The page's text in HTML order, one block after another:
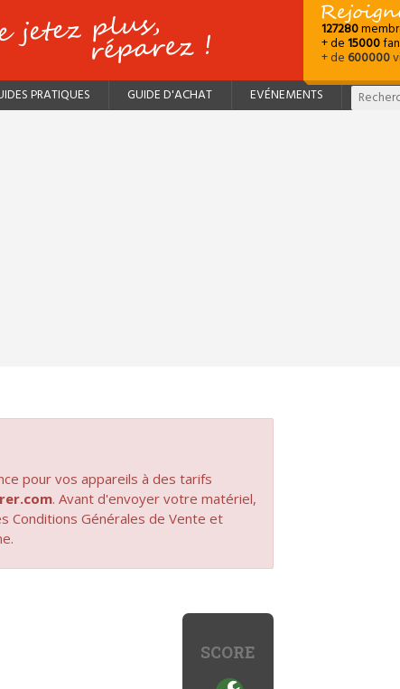
127280
+ de15000
+ de600000
PRATIQUES GUIDE D'ACHAT EVÉNEMENTS
pour vos appareils à des tarifs
. Avant d'envoyer votre matériel,
Conditions Générales de Vente et
SCORE